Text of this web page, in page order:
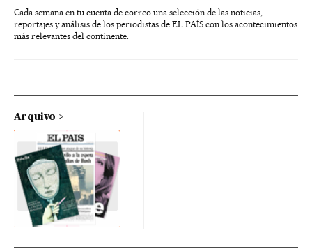
Cada semana en tu cuenta de correo una selección de las noticias,
reportajes y análisis de los periodistas de EL PAÍS con los acontecimientos
más relevantes del continente.
Arquivo